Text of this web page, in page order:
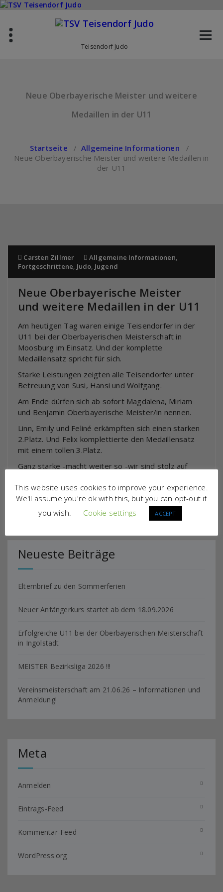
Zum
Teisendorf Judo
Neue Oberbayerische Meister und weitere
Medaillen in der U11
Startseite /Allgemeine Informationen /
Neue Oberbayerische Meister und weitere Medaillen in
der U11
Carsten Zillmer Allgemeine Informationen,
Fortgeschrittene, Judo, Jugend
Neue Oberbayerische Meister
und weitere Medaillen in der U11
Am heutigen Tag waren einige Teisendorfer in der
U11 bei der Oberbayerischen Meisterschaft in
Moosburg im Einsatz. Und der komplette
Medaillensatz spricht für sich.
Starke Leistungen zeigten alle Teisendorfer unter
Betreuung von Susi, Hansi und Wolfgang.
Am Ende dürfen sich ab sofort Magdalena, Miriam
und Benjamin Oberbayerische Meister/in nennen.
Linn, Emily und Feliné erkämpften sich einen starken
2.Platz. Und Felix komplettierte den Medaillensatz
mit einem tollen 3.Platz.
Ganz starke -macht weiter so -wir sind stolz auf
Carsten
Neueste Beiträge
Elternbrief zu den Sommerferien
Neuer Anfängerkurs startet ab dem 18.09.2026
Erfolgreiche U11 bei der Oberbayerischen Meisterschaft
in Ingolstadt
MEISTER Bezirksliga 2026 !!!
Vereinsmeisterschaft am 21.06.26 – Informationen und
Anmeldung!
Meta
Anmelden
Eintrags-Feed
Kommentar-Feed
WordPress.org
This website uses cookies to improve your experience.
We'll assume you're ok with this, but you can opt-out if
you wish.
Cookie settings ACCEPT